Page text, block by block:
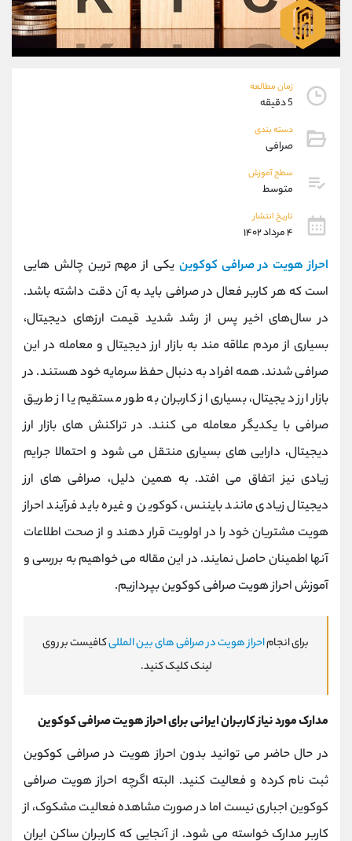
زمان مطالعه
5 دقیقه
دسته بندی
صرافی
سطح آموزش
متوسط
تاریخ انتشار
۴ مرداد ۱۴۰۲
احراز هویت در صرافی کوکوین یکی از مهم ترین چالش هایی
است که هر کاربر فعال در صرافی باید به آن دقت داشته باشد.
در سال‌های اخیر پس از رشد شدید قیمت ارزهای دیجیتال،
بسیاری از مردم علاقه مند به بازار ارز دیجیتال و معامله در این
صرافی شدند. همه افراد به دنبال حفظ سرمایه خود هستند. در
بازار ارز دیجیتال، بسیاری از کاربران به طور مستقیم یا از طریق
صرافی با یکدیگر معامله می کنند. در تراکنش های بازار ارز
دیجیتال، دارایی های بسیاری منتقل می شود و احتمالا جرایم
زیادی نیز اتفاق می افتد. به همین دلیل، صرافی‌ های ارز
دیجیتال زیادی مانند بایننس، کوکوین و غیره باید فرآیند احراز
هویت مشتریان خود را در اولویت قرار دهند و از صحت اطلاعات
آنها اطمینان حاصل نمایند. در این مقاله می خواهیم به بررسی و
آموزش احراز هویت صرافی کوکوین بپردازیم.
برای انجاماحراز هویت در صرافی های بین المللیکافیست بر روی
لینک کلیک کنید.
مدارک مورد نیاز کاربران ایرانی برای احراز هویت صرافی کوکوین
در حال حاضر می توانید بدون احراز هویت در صرافی کوکوین
ثبت نام کرده و فعالیت کنید. البته اگرچه احراز هویت صرافی
کوکوین اجباری نیست اما در صورت مشاهده فعالیت مشکوک، از
کاربر مدارک خواسته می شود. از آنجایی که کاربران ساکن ایران
09304891085
واتساپ شروع گفتگو
تلگرام @Armteam_admin_103
پشتیبان فروش
موبایل
واتساپ
داخلی
اطلاعات تماس (دفتر فروش)
تلفن 021-22021030
بدون پیش شماره 90001030
اینستاگرام @alireza.mehrabii
کانال تلگرام @alirezamehrabi_com